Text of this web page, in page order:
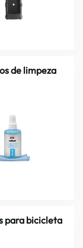
de limpeza
para bicicleta